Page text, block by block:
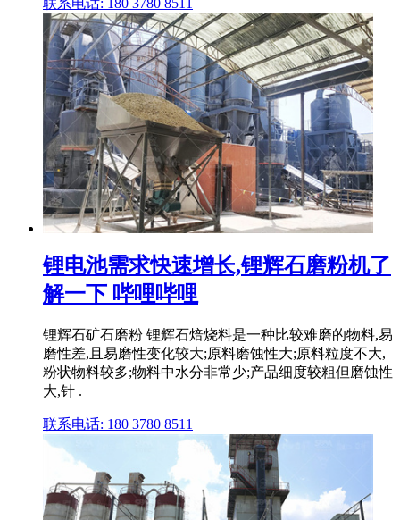
联系电话: 180 3780 8511
锂电池需求快速增长,锂辉石磨粉机了
解一下 哔哩哔哩
锂辉石矿石磨粉 锂辉石焙烧料是一种比较难磨的物料,易
磨性差,且易磨性变化较大;原料磨蚀性大;原料粒度不大,
粉状物料较多;物料中水分非常少;产品细度较粗但磨蚀性
大,针 .
联系电话: 180 3780 8511